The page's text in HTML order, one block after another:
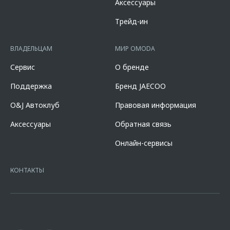
составляет от 2,778% до 18,124%. % ставка составляет от 0,010% до
14,600%, на диапазонах первоначального взноса от 10,000% до
90,000% от стоимости автомобиля, при сроке кредита от 12 до 96
кредита в % годовых составляет от 10,507% до 11,151%. % ставка
составляет 7,700% при первоначальном взносе 50,000% от
стоимости автомобиля, при сроке кредита 60 мес. и определяется
индивидуально. Указанное предложение действует в случае
оформления полиса КАСКО. При отказе от полиса КАСКО/отсутствии
пролонгации процентная ставка увеличится на 3%. Оценивайте свои
финансовые возможности и риски. Подробнее уточняйте в
официальных дилерских центрах «Omoda». Изучите все условия
кредита в разделе «Кредит на покупку автомобиля у дилера» на
сайте банкаhttps://alfabank.ru/get-money/auto-loan/dealers/?
7728168971 ОГРН 1027700067328 место нахождение 107078, г.
офертой.
Аксессуары
Трейд-ин
ВЛАДЕЛЬЦАМ
Сервис
Поддержка
O&J Автоклуб
Аксессуары
МИР OMODA
О бренде
Бренд JAECOO
Правовая информация
Обратная связь
Онлайн-сервисы
КОНТАКТЫ